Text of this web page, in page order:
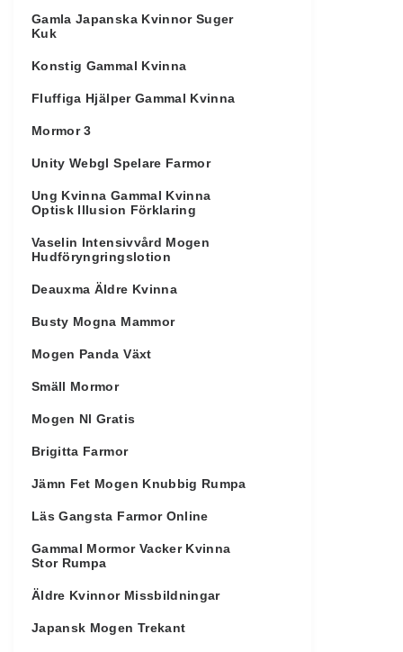
Gamla Japanska Kvinnor Suger
Kuk
Konstig Gammal Kvinna
Fluffiga Hjälper Gammal Kvinna
Mormor 3
Unity Webgl Spelare Farmor
Ung Kvinna Gammal Kvinna
Optisk Illusion Förklaring
Vaselin Intensivvård Mogen
Hudföryngringslotion
Deauxma Äldre Kvinna
Busty Mogna Mammor
Mogen Panda Växt
Smäll Mormor
Mogen Nl Gratis
Brigitta Farmor
Jämn Fet Mogen Knubbig Rumpa
Läs Gangsta Farmor Online
Gammal Mormor Vacker Kvinna
Stor Rumpa
Äldre Kvinnor Missbildningar
Japansk Mogen Trekant